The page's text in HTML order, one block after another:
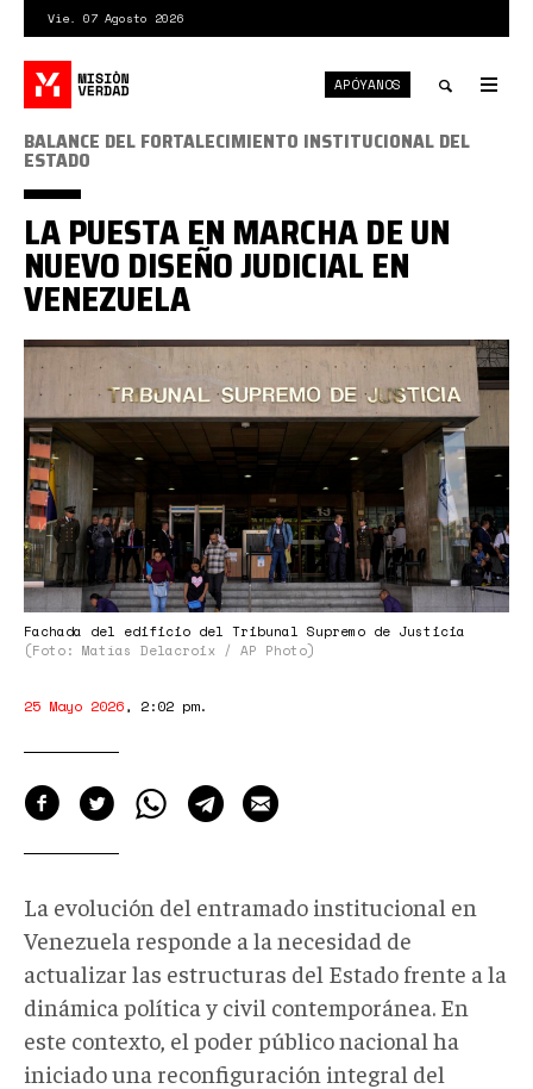
contenido
principal
Vie. 07 Agosto 2026
Toggle
APÓYANOS
tsj
Fachada del edificio del Tribunal Supremo de Justicia
(Foto: Matías Delacroix / AP Photo)
BALANCE DEL FORTALECIMIENTO INSTITUCIONAL DEL
ESTADO
LA PUESTA EN MARCHA DE UN
NUEVO DISEÑO JUDICIAL EN
VENEZUELA
25 Mayo 2026, 2:02 pm.
La evolución del entramado institucional en
Venezuela responde a la necesidad de
actualizar las estructuras del Estado frente a la
dinámica política y civil contemporánea. En
este contexto, el poder público nacional ha
iniciado una reconfiguración integral del